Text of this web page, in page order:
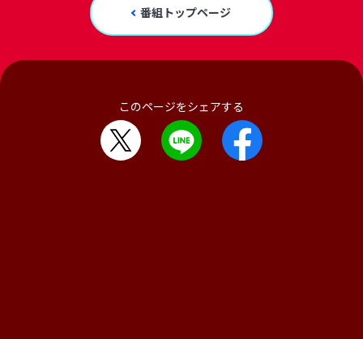
番組トップページ
このページをシェアする